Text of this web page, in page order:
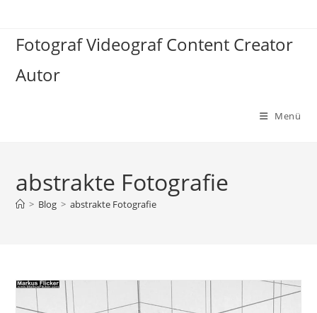
springen
Fotograf Videograf Content Creator
Autor
Menü
abstrakte Fotografie
> Blog > abstrakte Fotografie